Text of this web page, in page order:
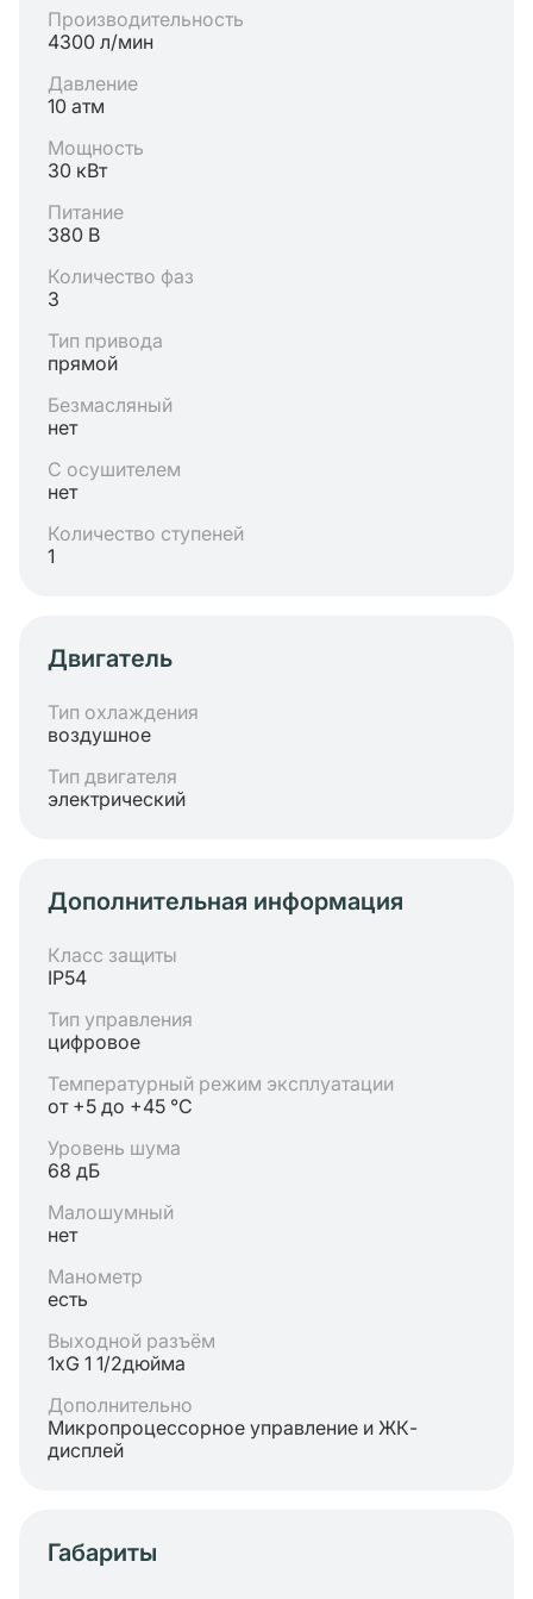
Производительность
4300 л/мин
Давление
10 атм
Мощность
30 кВт
Питание
380 В
Количество фаз
3
Тип привода
прямой
Безмасляный
нет
С осушителем
нет
Количество ступеней
1
Двигатель
Тип охлаждения
воздушное
Тип двигателя
электрический
Дополнительная информация
Класс защиты
IP54
Тип управления
цифровое
Температурный режим эксплуатации
от +5 до +45 °C
Уровень шума
68 дБ
Малошумный
нет
Манометр
есть
Выходной разъём
1хG 1 1/2дюйма
Дополнительно
Микропроцессорное управление и ЖК-
дисплей
Габариты